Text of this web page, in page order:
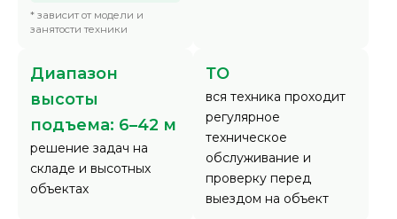
* зависит от модели и
занятости техники
Диапазон
высоты
подъема: 6–42 м
решение задач на
складе и высотных
объектах
ТО
вся техника проходит
регулярное
техническое
обслуживание и
проверку перед
выездом на объект